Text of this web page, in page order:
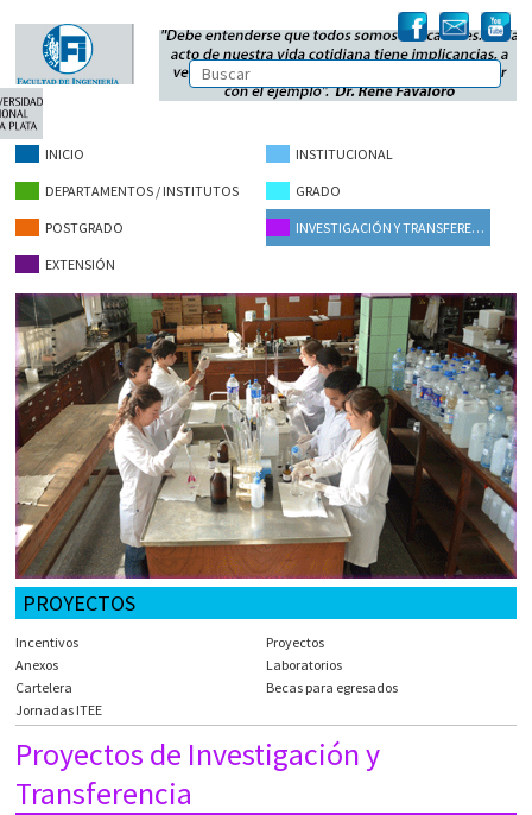
INICIO INSTITUCIONAL
DEPARTAMENTOS / INSTITUTOS GRADO
POSTGRADO INVESTIGACIÓN Y TRANSFERENCIA
EXTENSIÓN
PROYECTOS
Incentivos
Proyectos
Anexos
Laboratorios
Cartelera
Becas para egresados
Jornadas ITEE
Proyectos de Investigación y
Transferencia